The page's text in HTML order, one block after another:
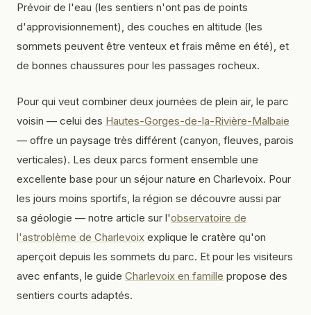
Prévoir de l'eau (les sentiers n'ont pas de points
d'approvisionnement), des couches en altitude (les
sommets peuvent être venteux et frais même en été), et
de bonnes chaussures pour les passages rocheux.
Pour qui veut combiner deux journées de plein air, le parc
voisin — celui des Hautes-Gorges-de-la-Rivière-Malbaie
— offre un paysage très différent (canyon, fleuves, parois
verticales). Les deux parcs forment ensemble une
excellente base pour un séjour nature en Charlevoix. Pour
les jours moins sportifs, la région se découvre aussi par
sa géologie — notre article sur l'observatoire de
l'astroblème de Charlevoix explique le cratère qu'on
aperçoit depuis les sommets du parc. Et pour les visiteurs
avec enfants, le guide Charlevoix en famille propose des
sentiers courts adaptés.